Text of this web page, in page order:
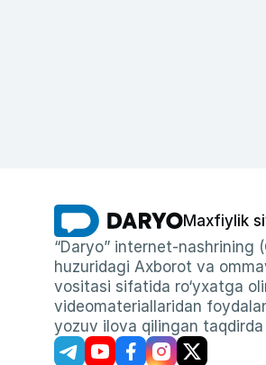
Maxfiylik
“Daryo” internet-nashrining
huzuridagi Axborot va
vositasi sifatida ro‘yxatga
videomateriallaridan
yozuv ilova qilingan taqdirda